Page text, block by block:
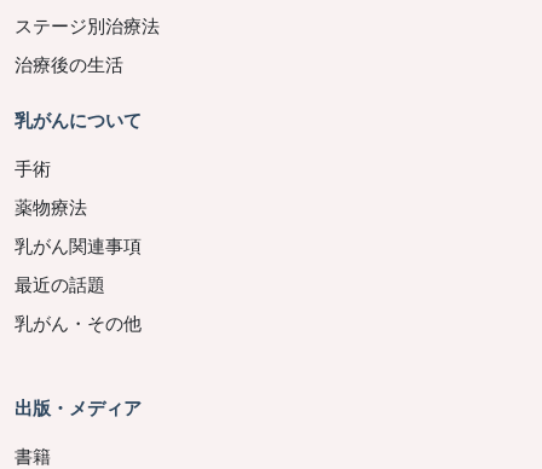
ステージ別治療法
治療後の生活
乳がんについて
手術
薬物療法
乳がん関連事項
最近の話題
乳がん・その他
出版・メディア
書籍